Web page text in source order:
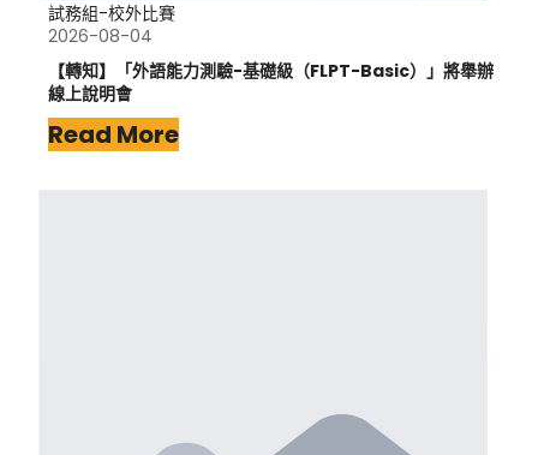
試務組-校外比賽
2026-08-04
【轉知】「外語能力測驗-基礎級（FLPT-Basic）」將舉辦
線上說明會
Read More